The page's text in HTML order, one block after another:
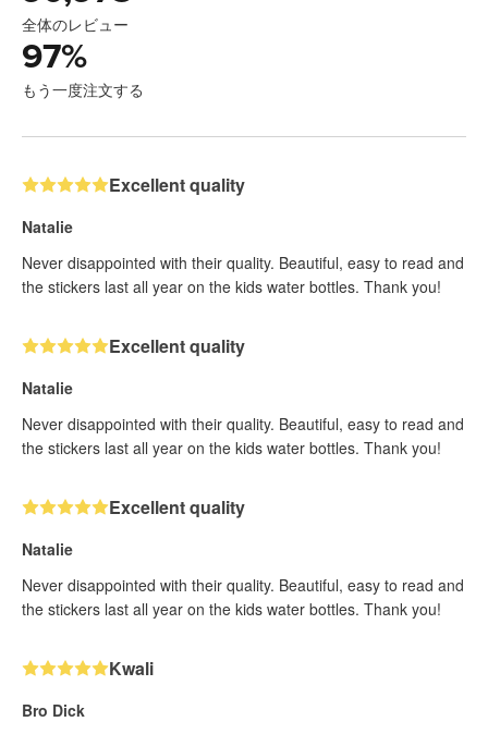
全体のレビュー
97%
もう一度注文する
Excellent quality
Natalie
Never disappointed with their quality. Beautiful, easy to read and
the stickers last all year on the kids water bottles. Thank you!
Excellent quality
Natalie
Never disappointed with their quality. Beautiful, easy to read and
the stickers last all year on the kids water bottles. Thank you!
Excellent quality
Natalie
Never disappointed with their quality. Beautiful, easy to read and
the stickers last all year on the kids water bottles. Thank you!
Kwali
Bro Dick